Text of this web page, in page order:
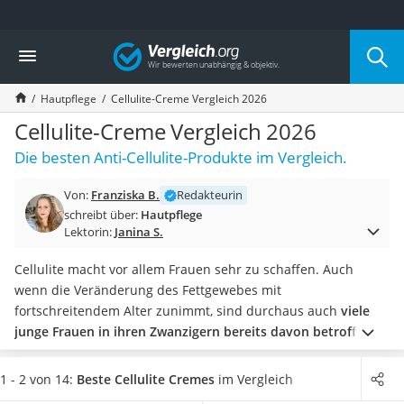
Die beliebtesten Vergleiche nach Kategorie
Drogerie
Inhalator
Haarschneider
Rollator
Braun Rasierer
Katzenklappe (Chip)
Masturbator
Massagepistole
Reisehaartrockner
Eiweißpulver
Magnesiumpräparat
Katzenklappe
Nackenmassagegerät
Zeckenschutz Katze
Vergleich
Hautpflege Cellulite-Creme Vergleich 2026
Cellulite-Creme Vergleich 2026
Die besten Anti-Cellulite-Produkte im Vergleich.
Von: Franziska B.
Redakteurin
schreibt über: Hautpflege
Lektorin: Janina S.
Cellulite macht vor allem Frauen sehr zu schaffen. Auch
wenn die Veränderung des Fettgewebes mit
fortschreitendem Alter zunimmt, sind durchaus auch viele
junge Frauen in ihren Zwanzigern bereits davon betroffen.
Wir empfehlen:Den Wandel des Körpers akzeptieren, Body-
Shaming selbstbewusst entgegentreten und das Leben nicht
1 - 2 von 14: Beste Cellulite Cremes im Vergleich